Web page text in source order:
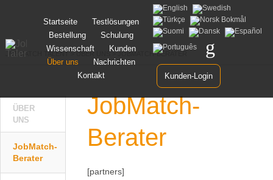
Zum
springen
Startseite
Testlösungen
Bestellung
Schulung
Wissenschaft
Kunden
Über uns
Nachrichten
Kontakt
Kunden-Login
JOBMATCH TALENT>ÜBER UNS>JOBMATCH-BERATER
JobMatch-
Berater
[partners]
ÜBER
UNS
JobMatch-
Berater